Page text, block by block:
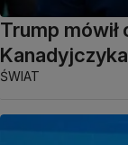
Trump
ŚWIAT